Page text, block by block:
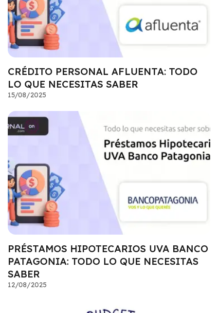
CRÉDITO PERSONAL AFLUENTA: TODO
LO QUE NECESITAS SABER
15/08/2025
PRÉSTAMOS HIPOTECARIOS UVA BANCO
PATAGONIA: TODO LO QUE NECESITAS
SABER
12/08/2025